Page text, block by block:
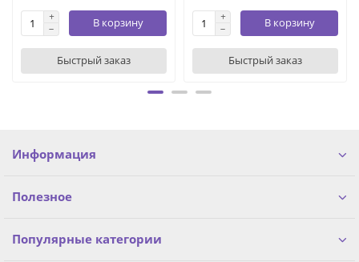
В корзину
Быстрый заказ
В корзину
Быстрый заказ
Информация
Полезное
Популярные категории